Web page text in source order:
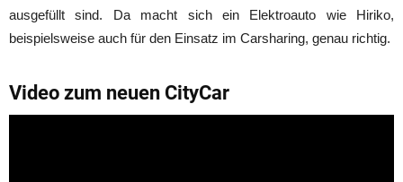
ausgefüllt sind. Da macht sich ein Elektroauto wie Hiriko,
beispielsweise auch für den Einsatz im Carsharing, genau richtig.
Video zum neuen CityCar